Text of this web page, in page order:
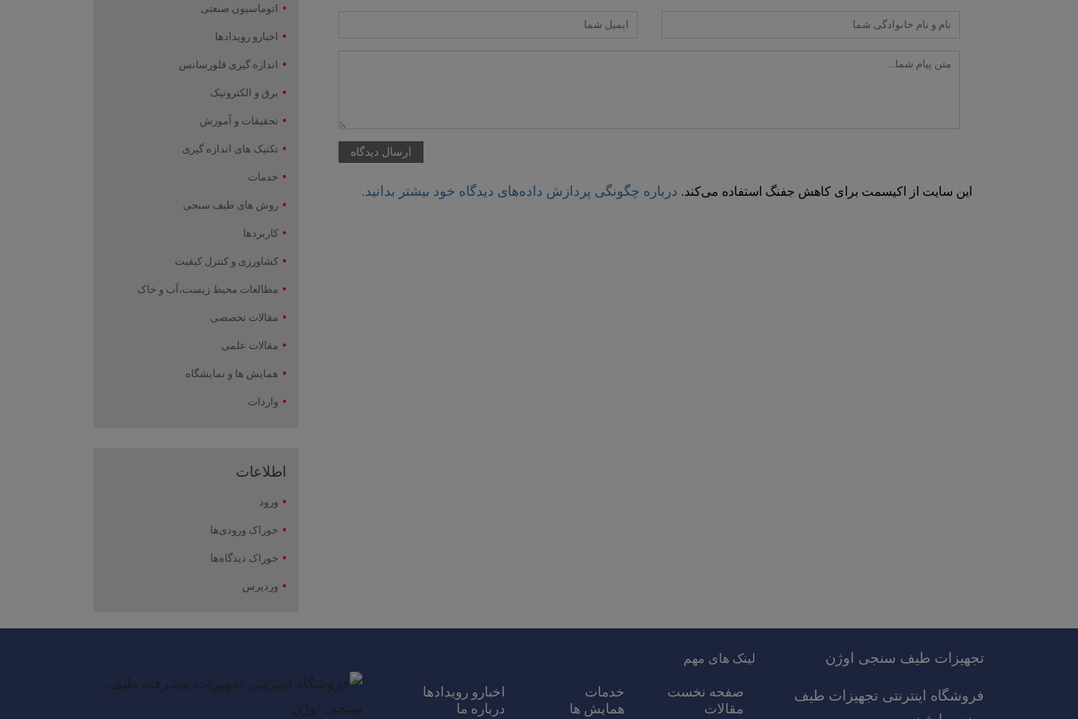
این سایت از اکیسمت برای کاهش جفنگ استفاده می‌کند. درباره چگونگی پردازش داده‌های دیدگاه خود بیشتر بدانید.
اتوماسیون صنعتی
اخبارو رویدادها
اندازه گیری فلورسانس
برق و الکترونیک
تحقیقات و آموزش
تکنیک های اندازه گیری
خدمات
روش های طیف سنجی
کاربردها
کشاورزی و کنترل کیفیت
مطالعات محیط زیست،آب و خاک
مقالات تخصصی
مقالات علمی
همایش ها و نمایشگاه
واردات
اطلاعات
ورود
خوراک ورودی‌ها
خوراک دیدگاه‌ها
وردپرس
تجهیزات طیف سنجی اوژن
فروشگاه اینترنتی تجهیزات طیف
لینک های مهم
صفحه نخست خدمات
اخبارو رویدادها
مقالات
همایش ها درباره ما